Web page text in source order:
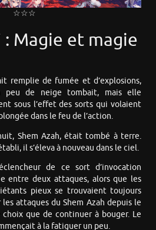
☆☆☆
Magie et magie
remplie de fumée et d’explosions,
peu de neige tombait, mais elle
sous l’effet des sorts qui volaient
dans le feu de l’action.
Shem Azah, était tombé à terre.
il s’éleva à nouveau dans le ciel.
de ce sort d’invocation
entre deux attaques, alors que les
pieux se trouvaient toujours
attaques du Shem Azah depuis le
choix que de continuer à bouger. Le
à la fatiguer un peu.